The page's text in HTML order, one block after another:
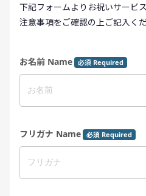
下記フォームよりお祝いサービ
注意事項をご確認の上ご記入くだ
お名前 Name 必須 Required
フリガナ Name 必須 Required